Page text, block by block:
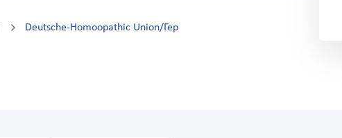
Deutsche-Homoopathic Union/Гер